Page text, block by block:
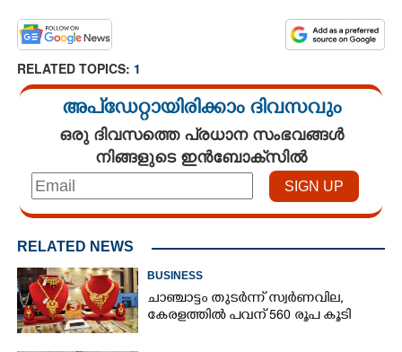
RELATED TOPICS: 1
അപ്ഡേറ്റായിരിക്കാം ദിവസവും
ഒരു ദിവസത്തെ പ്രധാന സംഭവങ്ങൾ
നിങ്ങളുടെ ഇൻബോക്സിൽ
RELATED NEWS
BUSINESS
ചാഞ്ചാട്ടം തുടർന്ന് സ്വർണവില,
കേരളത്തിൽ പവന് 560 രൂപ കൂടി